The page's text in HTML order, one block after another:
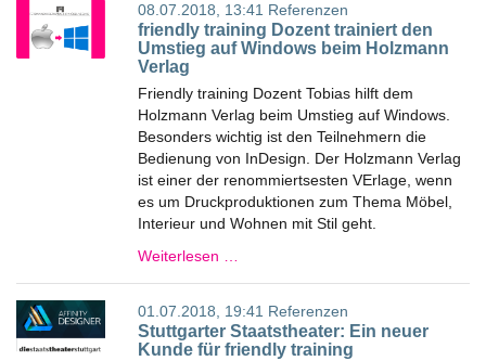
08.07.2018, 13:41 Referenzen
friendly training Dozent trainiert den
Umstieg auf Windows beim Holzmann
Verlag
Friendly training Dozent Tobias hilft dem
Holzmann Verlag beim Umstieg auf Windows.
Besonders wichtig ist den Teilnehmern die
Bedienung von InDesign. Der Holzmann Verlag
ist einer der renommiertsesten VErlage, wenn
es um Druckproduktionen zum Thema Möbel,
Interieur und Wohnen mit Stil geht.
Weiterlesen …
01.07.2018, 19:41 Referenzen
Stuttgarter Staatstheater: Ein neuer
Kunde für friendly training